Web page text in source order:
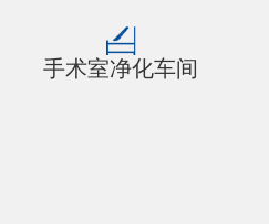
手术室净化车间